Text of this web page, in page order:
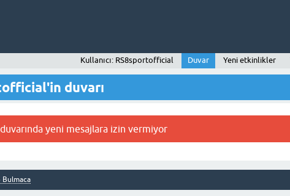
Kullanıcı: RS8sportofficial Duvar Yeni etkinlikler
duvarı
duvarında yeni mesajlara izin vermiyor
Bulmaca